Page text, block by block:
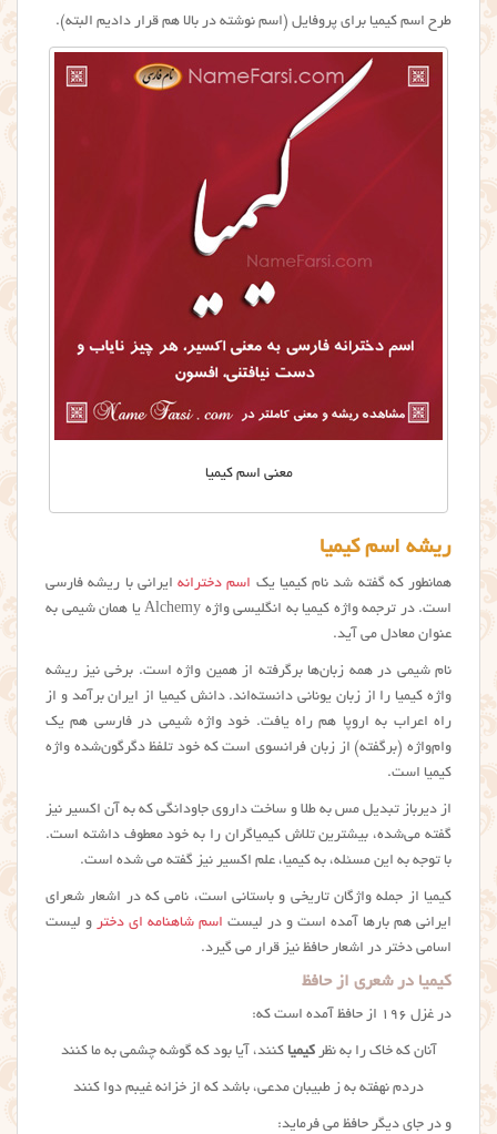
طرح اسم کیمیا برای پروفایل (اسم نوشته در بالا هم قرار دادیم البته).
معنی اسم کیمیا
ریشه اسم کیمیا
همانطور که گفته شد نام كيميا یک اسم دخترانه ایرانی با ریشه فارسی
است. در ترجمه واژه کیمیا به انگلیسی واژه Alchemy یا همان شیمی به
عنوان معادل می آید.
نام شیمی در همه زبان‌ها برگرفته از همین واژه است. برخی نیز ریشه
واژه کیمیا را از زبان یونانی دانسته‌اند. دانش کیمیا از ایران برآمد و از
راه اعراب به اروپا هم راه یافت. خود واژه شیمی در فارسی هم یک
وام‌واژه (برگفته) از زبان فرانسوی است که خود تلفظ دگرگون‌شده واژه
کیمیا است.
از دیرباز تبدیل مس به طلا و ساخت داروی جاودانگی که به آن اکسیر نیز
گفته می‌شده، بیشترین تلاش کیمیاگران را به خود معطوف داشته است.
با توجه به این مسئله، به کیمیا، علم اکسیر نیز گفته می شده است.
کیمیا از جمله واژگان تاریخی و باستانی است، نامی که در اشعار شعرای
ایرانی هم بارها آمده است و در لیست اسم شاهنامه ای دختر و لیست
اسامی دختر در اشعار حافظ نیز قرار می گیرد.
کیمیا در شعری از حافظ
در غزل ۱۹۶ از حافظ آمده است که:
آنان که خاک را به نظرکیمیا کنند، آیا بود که گوشه چشمی به ما کنند
دردم نهفته به ز طبیبان مدعی، باشد که از خزانه غیبم دوا کنند
و در جای دیگر حافظ می فرماید: